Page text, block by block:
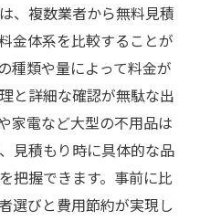
る場合の注意点
不用品回収業者の特徴
するための準備方法
した業者の選び方
を防ぐための工夫
品回収の選び方
、複数業者から無料見積
金体系を比較することが
種類や量によって料金が
と詳細な確認が無駄な出
家電など大型の不用品は
見積もり時に具体的な品
把握できます。事前に比
選びと費用節約が実現し